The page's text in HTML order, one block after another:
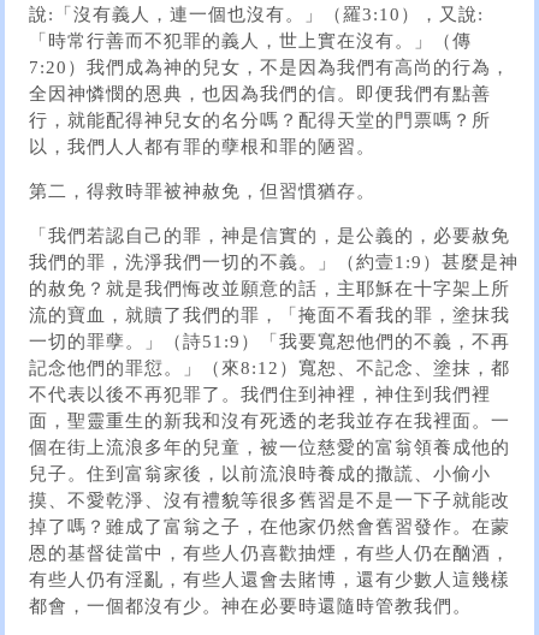
說:「沒有義人，連一個也沒有。」（羅3:10），又說:
「時常行善而不犯罪的義人，世上實在沒有。」（傳
7:20）我們成為神的兒女，不是因為我們有高尚的行為，
全因神憐憫的恩典，也因為我們的信。即便我們有點善
行，就能配得神兒女的名分嗎？配得天堂的門票嗎？所
以，我們人人都有罪的孽根和罪的陋習。
第二，得救時罪被神赦免，但習慣猶存。
「我們若認自己的罪，神是信實的，是公義的，必要赦免
我們的罪，洗淨我們一切的不義。」（約壹1:9）甚麼是神
的赦免？就是我們悔改並願意的話，主耶穌在十字架上所
流的寶血，就贖了我們的罪，「掩面不看我的罪，塗抹我
一切的罪孽。」（詩51:9）「我要寬恕他們的不義，不再
記念他們的罪愆。」（來8:12）寬恕、不記念、塗抹，都
不代表以後不再犯罪了。我們住到神裡，神住到我們裡
面，聖靈重生的新我和沒有死透的老我並存在我裡面。一
個在街上流浪多年的兒童，被一位慈愛的富翁領養成他的
兒子。住到富翁家後，以前流浪時養成的撒謊、小偷小
摸、不愛乾淨、沒有禮貌等很多舊習是不是一下子就能改
掉了嗎？雖成了富翁之子，在他家仍然會舊習發作。在蒙
恩的基督徒當中，有些人仍喜歡抽煙，有些人仍在酗酒，
有些人仍有淫亂，有些人還會去賭博，還有少數人這幾樣
都會，一個都沒有少。神在必要時還隨時管教我們。